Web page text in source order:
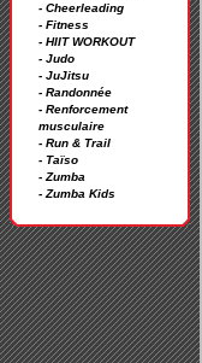
- Cheerleading
- Fitness
- HIIT WORKOUT
- Judo
- JuJitsu
- Randonnée
- Renforcement
musculaire
- Run & Trail
- Taïso
- Zumba
- Zumba Kids